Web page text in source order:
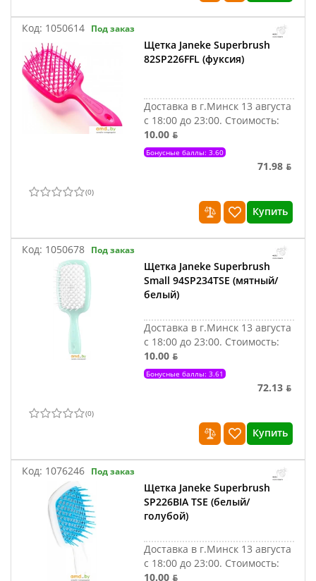
Код: 1050614 Под заказ
Щетка Janeke Superbrush
82SP226FFL (фуксия)
Доставка в г.Минск 13 августа
с 18:00 до 23:00. Стоимость:
10.00 ƃ
Бонусные баллы: 3.60
71.98 ƃ
(0)
Купить
Код: 1050678 Под заказ
Щетка Janeke Superbrush
Small 94SP234TSE (мятный/
белый)
Доставка в г.Минск 13 августа
с 18:00 до 23:00. Стоимость:
10.00 ƃ
Бонусные баллы: 3.61
72.13 ƃ
(0)
Купить
Код: 1076246 Под заказ
Щетка Janeke Superbrush
SP226BIA TSE (белый/
голубой)
Доставка в г.Минск 13 августа
с 18:00 до 23:00. Стоимость:
10.00 ƃ